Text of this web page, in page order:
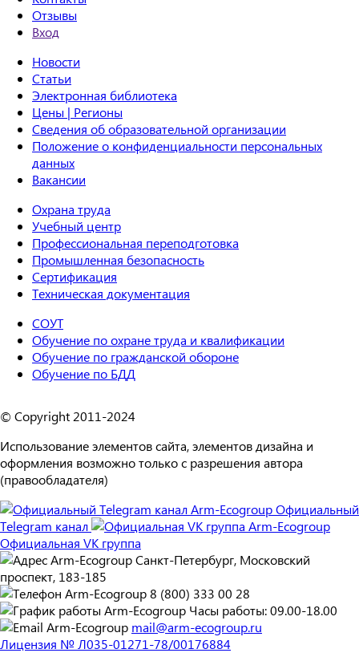
Отзывы
Вход
Новости
Статьи
Электронная библиотека
Цены | Регионы
Сведения об образовательной организации
Положение о конфиденциальности персональных
данных
Вакансии
Охрана труда
Учебный центр
Профессиональная переподготовка
Промышленная безопасность
Сертификация
Техническая документация
СОУТ
Обучение по охране труда и квалификации
Обучение по гражданской обороне
Обучение по БДД
© Copyright 2011-2024
Использование элементов сайта, элементов дизайна и
оформления возможно только с разрешения автора
(правообладателя)
Официальный
Telegram канал
Официальная VK группа
Санкт-Петербург, Московский
проспект, 183-185
8 (800) 333 00 28
Часы работы: 09.00-18.00
mail@arm-ecogroup.ru
Лицензия № Л035-01271-78/00176884